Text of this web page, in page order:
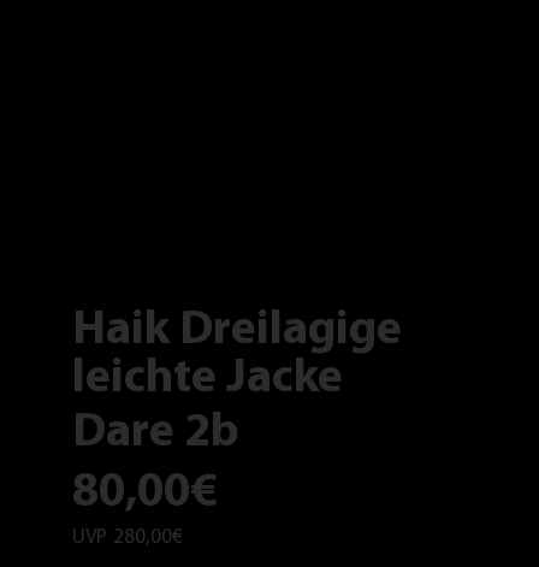
Haik Dreilagige
leichte Jacke
Dare 2b
80,00€
UVP 280,00€